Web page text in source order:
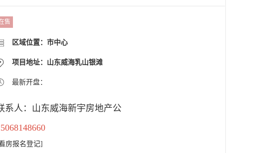
售
区域位置： 市中心
项目地址：山东威海乳山银滩
最新开盘：
系人：山东威海新宇房地产公
房报名登记]